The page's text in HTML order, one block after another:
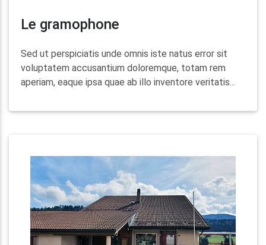
Le gramophone
Sed ut perspiciatis unde omnis iste natus error sit
voluptatem accusantium doloremque, totam rem
aperiam, eaque ipsa quae ab illo inventore veritatis...